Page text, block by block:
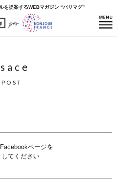
を提案するWEBマガジン “パリマグ”
ページを
してください